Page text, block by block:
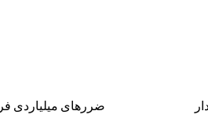
ضررهای میلیاردی